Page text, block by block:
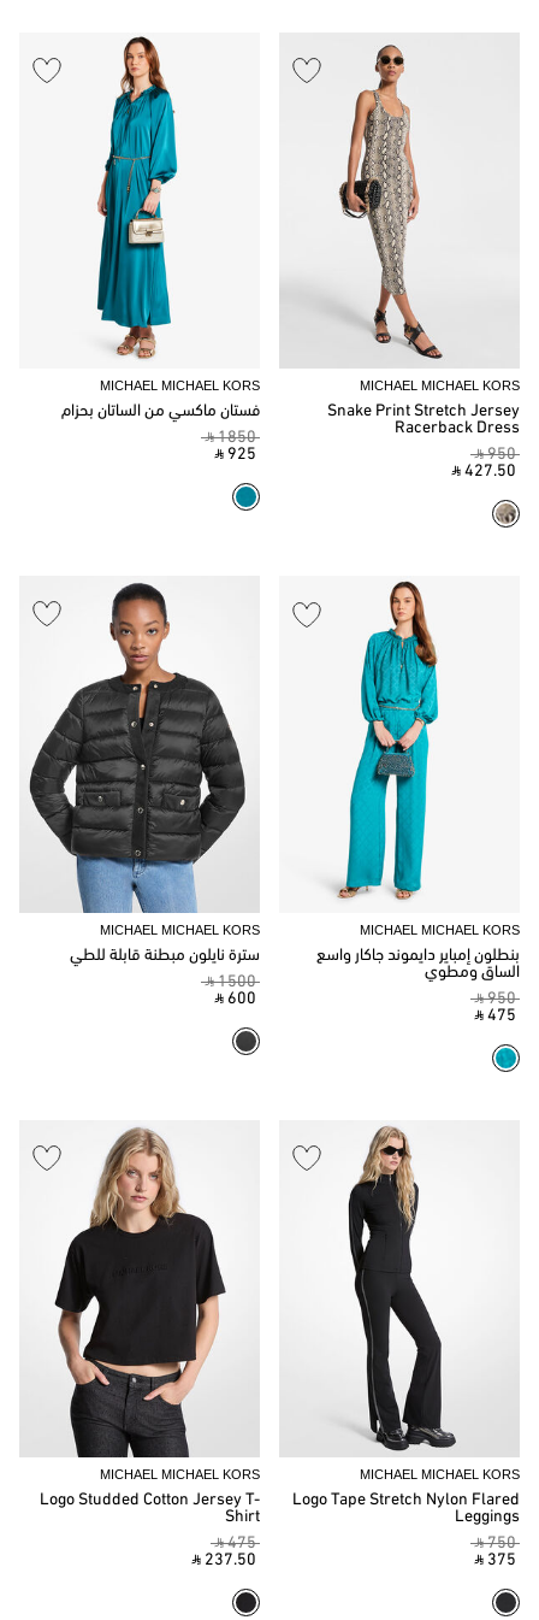
MICHAEL MICHAEL KORS
Snake Print Stretch Jersey
Racerback Dress
‎ ⃁ 950 ‎
‎ ⃁ 427.50 ‎
MICHAEL MICHAEL KORS
فستان ماكسي من الساتان بحزام
‎ ⃁ 1850 ‎
‎ ⃁ 925 ‎
MICHAEL MICHAEL KORS
بنطلون إمباير دايموند جاكار واسع
الساق ومطوي
‎ ⃁ 950 ‎
‎ ⃁ 475 ‎
MICHAEL MICHAEL KORS
سترة نايلون مبطنة قابلة للطي
‎ ⃁ 1500 ‎
‎ ⃁ 600 ‎
MICHAEL MICHAEL KORS
Logo Tape Stretch Nylon Flared
Leggings
‎ ⃁ 750 ‎
‎ ⃁ 375 ‎
MICHAEL MICHAEL KORS
Logo Studded Cotton Jersey T-
Shirt
‎ ⃁ 475 ‎
‎ ⃁ 237.50 ‎